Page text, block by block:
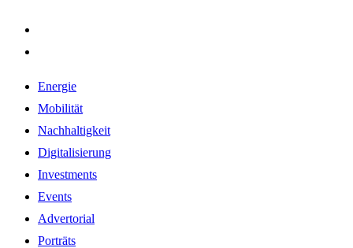
Energie
Mobilität
Nachhaltigkeit
Digitalisierung
Investments
Events
Advertorial
Porträts